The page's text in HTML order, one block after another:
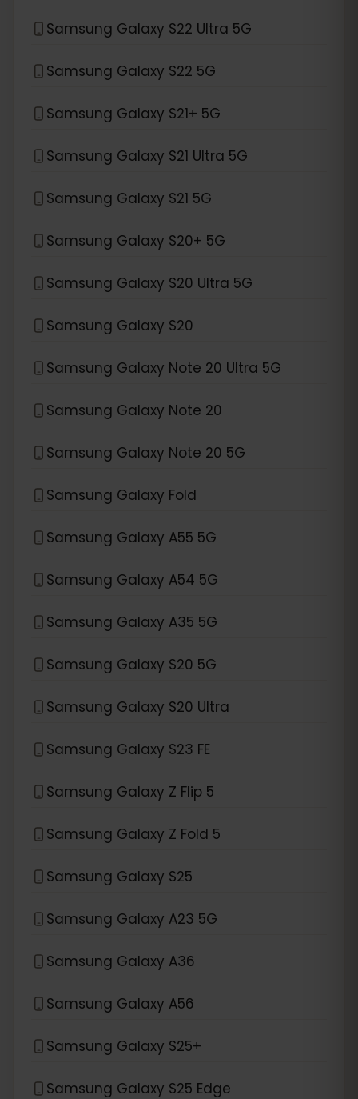
Samsung Galaxy S22 Ultra 5G
Samsung Galaxy S22 5G
Samsung Galaxy S21+ 5G
Samsung Galaxy S21 Ultra 5G
Samsung Galaxy S21 5G
Samsung Galaxy S20+ 5G
Samsung Galaxy S20 Ultra 5G
Samsung Galaxy S20
Samsung Galaxy Note 20 Ultra 5G
Samsung Galaxy Note 20
Samsung Galaxy Note 20 5G
Samsung Galaxy Fold
Samsung Galaxy A55 5G
Samsung Galaxy A54 5G
Samsung Galaxy A35 5G
Samsung Galaxy S20 5G
Samsung Galaxy S20 Ultra
Samsung Galaxy S23 FE
Samsung Galaxy Z Flip 5
Samsung Galaxy Z Fold 5
Samsung Galaxy S25
Samsung Galaxy A23 5G
Samsung Galaxy A36
Samsung Galaxy A56
Samsung Galaxy S25+
Samsung Galaxy S25 Edge